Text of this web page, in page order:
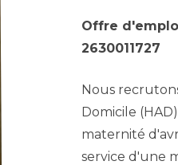
Offre
2630011727
Nous
Domicile
maternité
service d'une